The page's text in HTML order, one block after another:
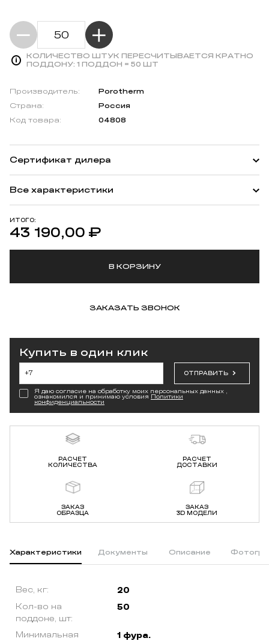
КОЛИЧЕСТВО ШТУК ПЕРЕСЧИТЫВАЕТСЯ КРАТНО
ПОДДОНУ: 1 ПОДДОН = 50 ШТ
ИТОГО:
43 190,00 ₽
В КОРЗИНУ
ЗАКАЗАТЬ ЗВОНОК
Производитель:
Porotherm
Страна:
Россия
Код товара:
04808
Все характеристики
Сертификат дилера
Купить в один клик
ОТПРАВИТЬ
Я даю согласие на обработку моих персональных данных ,
ознакомился и принимаю условия Политики
конфиденциальности
РАСЧЕТ
КОЛИЧЕСТВА
РАСЧЕТ
ДОСТАВКИ
ЗАКАЗ
ОБРАЗЦА
ЗАКАЗ
3D МОДЕЛИ
Характеристики Документы Описание
Вес, кг: 20
Кол-во на
поддоне, шт:
50
Минимальная
1 фура.